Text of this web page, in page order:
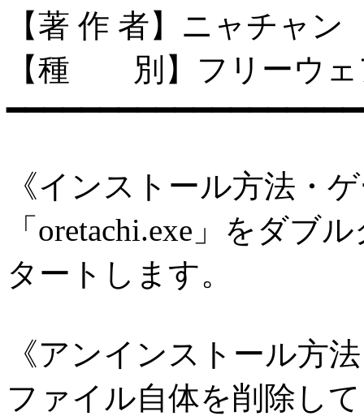
【著 作 者】ニャチャン
【種 別】フリーウェ
《インストール方法・
「oretachi.exe」をダブ
タートします。
《アンインストール方
ファイル自体を削除し